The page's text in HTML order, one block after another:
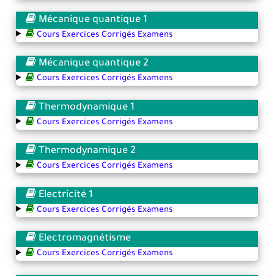
Mécanique quantique 1
Cours Exercices Corrigés Examens
Mécanique quantique 2
Cours Exercices Corrigés Examens
Thermodynamique 1
Cours Exercices Corrigés Examens
Thermodynamique 2
Cours Exercices Corrigés Examens
Electricité 1
Cours Exercices Corrigés Examens
Electromagnétisme
Cours Exercices Corrigés Examens